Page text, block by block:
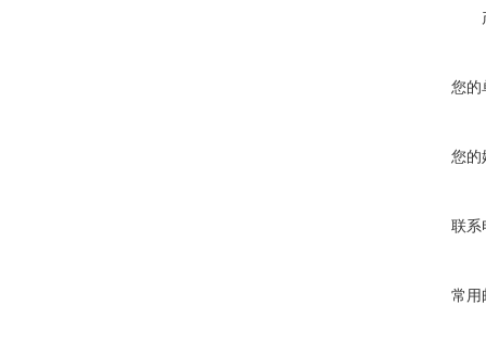
您的
您的
联系
常用